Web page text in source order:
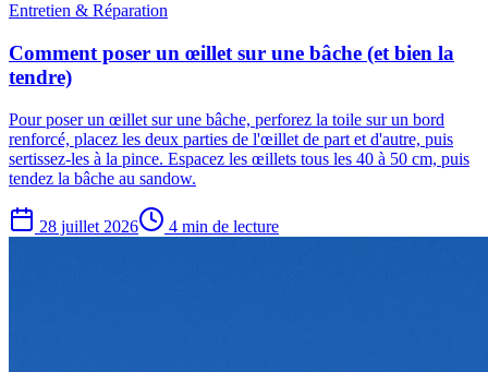
Entretien & Réparation
Comment poser un œillet sur une bâche (et bien la
tendre)
Pour poser un œillet sur une bâche, perforez la toile sur un bord
renforcé, placez les deux parties de l'œillet de part et d'autre, puis
sertissez-les à la pince. Espacez les œillets tous les 40 à 50 cm, puis
tendez la bâche au sandow.
28 juillet 2026 4 min de lecture